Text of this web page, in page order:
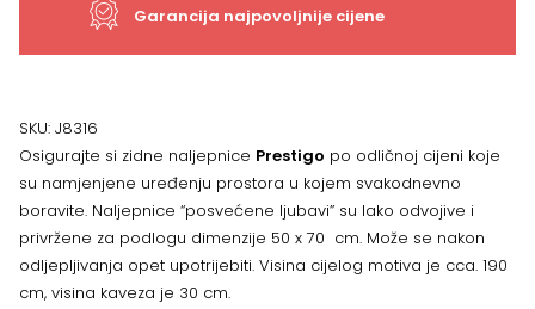
Garancija najpovoljnije cijene
SKU: J8316
Osigurajte si zidne naljepnice Prestigo po odličnoj cijeni koje
su namjenjene uređenju prostora u kojem svakodnevno
boravite. Naljepnice “posvećene ljubavi” su lako odvojive i
privržene za podlogu dimenzije 50 x 70 cm. Može se nakon
odljepljivanja opet upotrijebiti. Visina cijelog motiva je cca. 190
cm, visina kaveza je 30 cm.